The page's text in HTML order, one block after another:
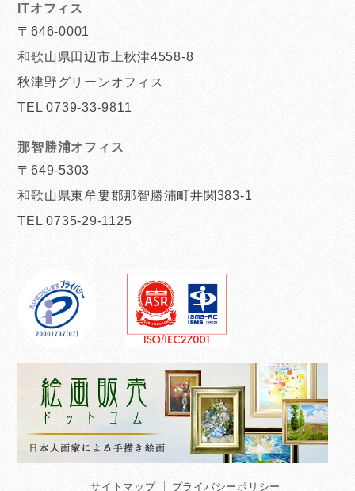
ITオフィス
〒646-0001
和歌山県田辺市上秋津4558-8
秋津野グリーンオフィス
TEL 0739-33-9811
那智勝浦オフィス
〒649-5303
和歌山県東牟婁郡那智勝浦町井関383-1
TEL 0735-29-1125
サイトマップ プライバシーポリシー